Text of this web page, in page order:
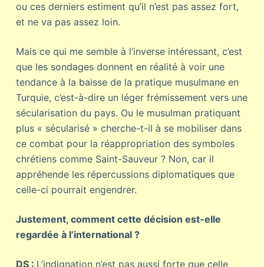
ou ces derniers estiment qu’il n’est pas assez fort,
et ne va pas assez loin.
Mais ce qui me semble à l’inverse intéressant, c’est
que les sondages donnent en réalité à voir une
tendance à la baisse de la pratique musulmane en
Turquie, c’est-à-dire un léger frémissement vers une
sécularisation du pays. Ou le musulman pratiquant
plus « sécularisé » cherche-t-il à se mobiliser dans
ce combat pour la réappropriation des symboles
chrétiens comme Saint-Sauveur ? Non, car il
appréhende les répercussions diplomatiques que
celle-ci pourrait engendrer.
Justement, comment cette décision est-elle
regardée à l’international ?
DS : L’indignation n’est pas aussi forte que celle